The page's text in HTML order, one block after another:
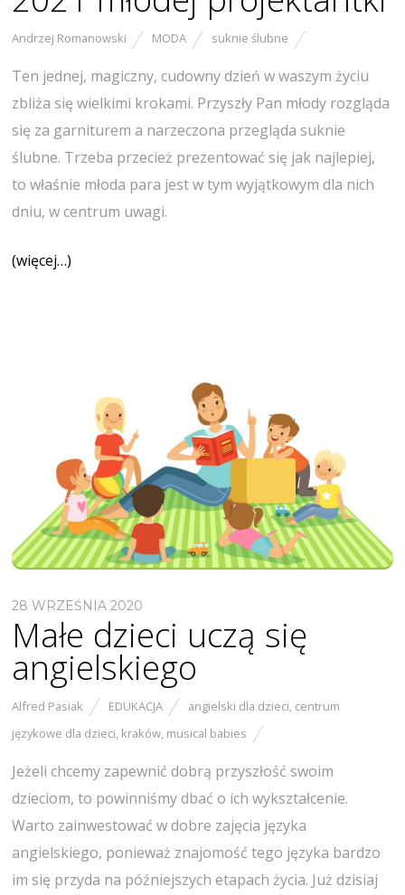
Andrzej Romanowski MODA suknie ślubne
Ten jednej, magiczny, cudowny dzień w waszym życiu
zbliża się wielkimi krokami. Przyszły Pan młody rozgląda
się za garniturem a narzeczona przegląda suknie
ślubne. Trzeba przecież prezentować się jak najlepiej,
to właśnie młoda para jest w tym wyjątkowym dla nich
dniu, w centrum uwagi.
(więcej…)
28 WRZEŚNIA 2020
Małe dzieci uczą się
angielskiego
Alfred Pasiak EDUKACJA angielski dla dzieci, centrum
językowe dla dzieci, kraków, musical babies
Jeżeli chcemy zapewnić dobrą przyszłość swoim
dzieciom, to powinniśmy dbać o ich wykształcenie.
Warto zainwestować w dobre zajęcia języka
angielskiego, ponieważ znajomość tego języka bardzo
im się przyda na późniejszych etapach życia. Już dzisiaj